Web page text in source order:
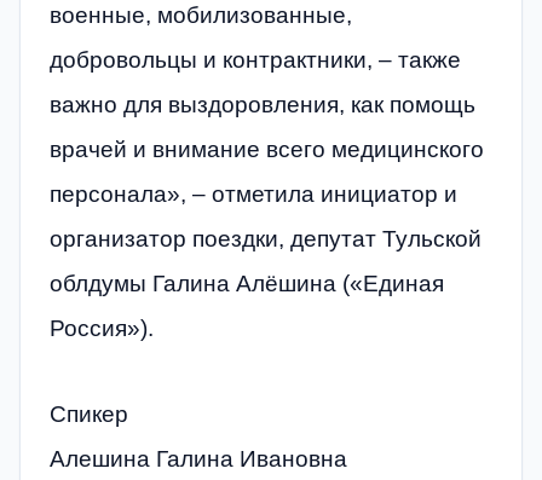
военные, мобилизованные,
добровольцы и контрактники, – также
важно для выздоровления, как помощь
врачей и внимание всего медицинского
персонала», – отметила инициатор и
организатор поездки, депутат Тульской
облдумы Галина Алёшина («Единая
Россия»).
Спикер
Алешина Галина Ивановна